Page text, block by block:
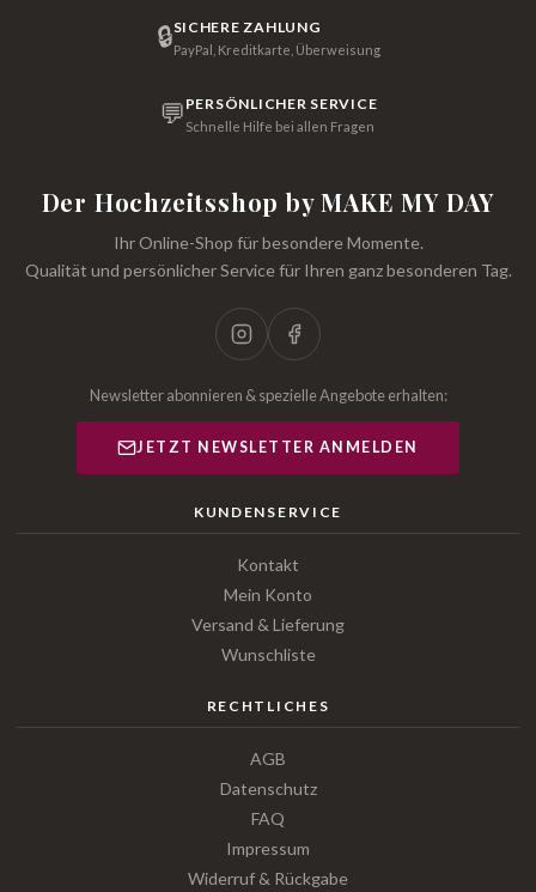
🔒SICHERE ZAHLUNG
PayPal, Kreditkarte, Überweisung
💬 PERSÖNLICHER SERVICE
Schnelle Hilfe bei allen Fragen
Der Hochzeitsshop by MAKE MY DAY
Ihr Online-Shop für besondere Momente.
Qualität und persönlicher Service für Ihren ganz besonderen Tag.
Newsletter abonnieren & spezielle Angebote erhalten:
JETZT NEWSLETTER ANMELDEN
KUNDENSERVICE
Kontakt
Mein Konto
Versand & Lieferung
Wunschliste
RECHTLICHES
AGB
Datenschutz
FAQ
Impressum
Widerruf & Rückgabe